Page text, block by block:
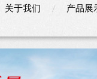
关于我们 产品展